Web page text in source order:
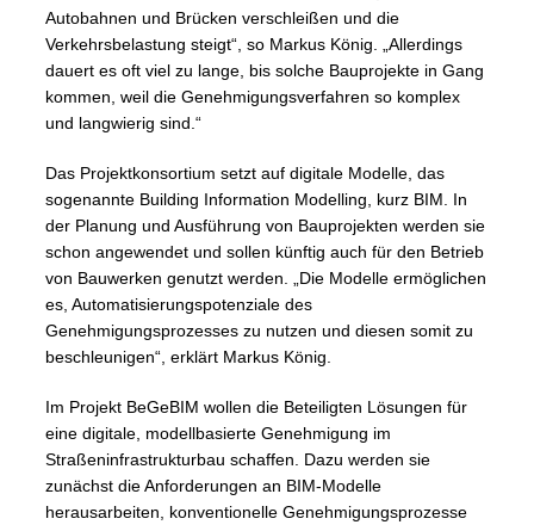
Autobahnen und Brücken verschleißen und die
Verkehrsbelastung steigt“, so Markus König. „Allerdings
dauert es oft viel zu lange, bis solche Bauprojekte in Gang
kommen, weil die Genehmigungsverfahren so komplex
und langwierig sind.“
Das Projektkonsortium setzt auf digitale Modelle, das
sogenannte Building Information Modelling, kurz BIM. In
der Planung und Ausführung von Bauprojekten werden sie
schon angewendet und sollen künftig auch für den Betrieb
von Bauwerken genutzt werden. „Die Modelle ermöglichen
es, Automatisierungspotenziale des
Genehmigungsprozesses zu nutzen und diesen somit zu
beschleunigen“, erklärt Markus König.
Im Projekt BeGeBIM wollen die Beteiligten Lösungen für
eine digitale, modellbasierte Genehmigung im
Straßeninfrastrukturbau schaffen. Dazu werden sie
zunächst die Anforderungen an BIM-Modelle
herausarbeiten, konventionelle Genehmigungsprozesse